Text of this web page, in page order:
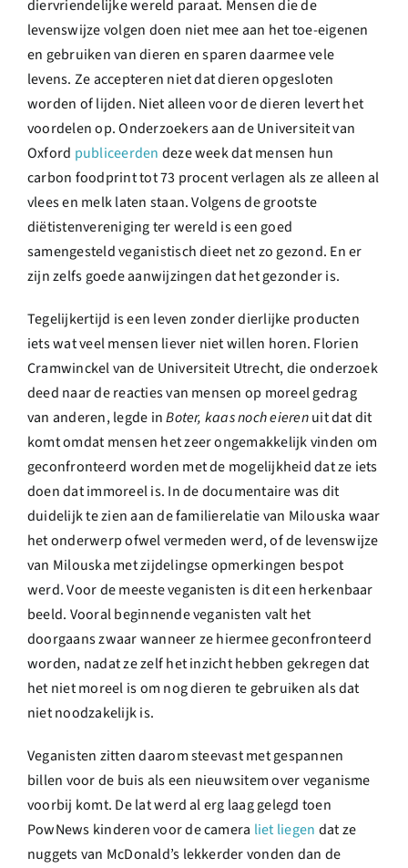
diervriendelijke wereld paraat. Mensen die de
levenswijzevolgen doen niet mee aan het toe-eigenen
en gebruiken van dieren en sparen daarmee vele
levens. Ze accepteren niet dat dieren opgesloten
worden of lijden. Niet alleen voor de dieren levert het
voordelen op. Onderzoekers aan de Universiteit van
Oxford publiceerden deze week dat mensen hun
carbon foodprint tot 73 procent verlagen als ze alleen al
vlees en melk laten staan. Volgens de grootste
diëtistenvereniging ter wereld is een goed
samengesteld veganistisch dieet net zo gezond. En er
zijn zelfs goede aanwijzingen dat het gezonder is.
Tegelijkertijd is een leven zonder dierlijke producten
iets wat veel mensen liever niet willen horen. Florien
Cramwinckel van de Universiteit Utrecht, die onderzoek
deed naar de reacties van mensen op moreel gedrag
van anderen, legde inBoter, kaas noch eierenuit dat dit
komt omdat mensen het zeer ongemakkelijk vinden om
geconfronteerd worden met de mogelijkheid dat ze iets
doen dat immoreel is. In de documentaire was dit
duidelijk te zien aan de familierelatie van Milouska waar
het onderwerp ofwel vermeden werd, of de levenswijze
van Milouska met zijdelingse opmerkingen bespot
werd. Voor de meeste veganisten is dit een herkenbaar
beeld. Vooral beginnende veganisten valt het
doorgaans zwaar wanneer ze hiermee geconfronteerd
worden, nadat ze zelf het inzicht hebben gekregen dat
het niet moreel is om nog dieren te gebruiken als dat
niet noodzakelijk is.
Veganisten zitten daarom steevast met gespannen
billen voor de buis als een nieuwsitem over veganisme
voorbij komt. De lat werd al erg laag gelegd toen
PowNews kinderen voor de camera liet liegen dat ze
nuggets van McDonald’s lekkerder vonden dan de